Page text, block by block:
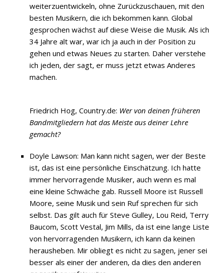
weiterzuentwickeln, ohne Zurückzuschauen, mit den
besten Musikern, die ich bekommen kann. Global
gesprochen wächst auf diese Weise die Musik. Als ich
34 Jahre alt war, war ich ja auch in der Position zu
gehen und etwas Neues zu starten. Daher verstehe
ich jeden, der sagt, er muss jetzt etwas Anderes
machen.
Friedrich Hog, Country.de: Wer von deinen früheren
Bandmitgliedern hat das Meiste aus deiner Lehre
gemacht?
Doyle Lawson: Man kann nicht sagen, wer der Beste
ist, das ist eine persönliche Einschätzung. Ich hatte
immer hervorragende Musiker, auch wenn es mal
eine kleine Schwäche gab. Russell Moore ist Russell
Moore, seine Musik und sein Ruf sprechen für sich
selbst. Das gilt auch für Steve Gulley, Lou Reid, Terry
Baucom, Scott Vestal, Jim Mills, da ist eine lange Liste
von hervorragenden Musikern, ich kann da keinen
herausheben. Mir obliegt es nicht zu sagen, jener sei
besser als einer der anderen, da dies den anderen